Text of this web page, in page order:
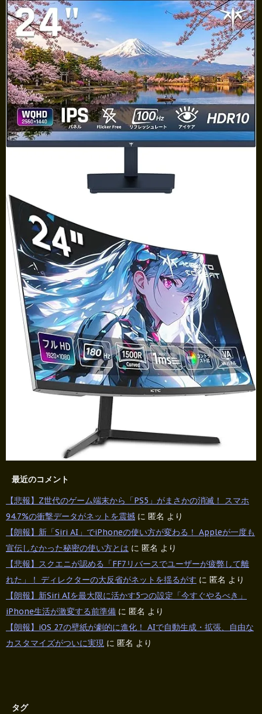
最近のコメント
【悲報】Z世代のゲーム端末から「PS5」がまさかの消滅！ スマホ
94.7%の衝撃データがネットを震撼 に 匿名 より
【朗報】新「Siri AI」でiPhoneの使い方が変わる！ Appleが一度も
宣伝しなかった秘密の使い方とは に 匿名 より
【悲報】スクエニが認める「FF7リバースでユーザーが疲弊して離
れた」！ ディレクターの大反省がネットを揺るがす に 匿名 より
【朗報】新Siri AIを最大限に活かす5つの設定「今すぐやるべき」
iPhone生活が激変する前準備 に 匿名 より
【朗報】iOS 27の壁紙が劇的に進化！ AIで自動生成・拡張、自由な
カスタマイズがついに実現 に 匿名 より
タグ